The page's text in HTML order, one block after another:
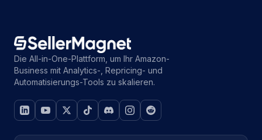
Die All-in-One-Plattform, um Ihr Amazon-
Business mit Analytics-, Repricing- und
Automatisierungs-Tools zu skalieren.